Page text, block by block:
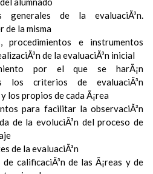
generales de la evaluaciÃ³n.
de la misma
procedimientos e instrumentos
de la evaluaciÃ³n inicial
por el que se harÃ¡n
los criterios de evaluaciÃ³n
los propios de cada Ã¡rea
para facilitar la observaciÃ³n
de la evoluciÃ³n del proceso de
de la evaluaciÃ³n
calificaciÃ³n de las Ã¡reas y de